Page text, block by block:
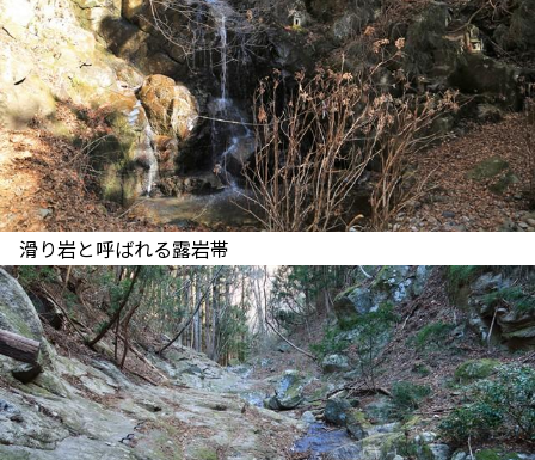
滑り岩と呼ばれる露岩帯